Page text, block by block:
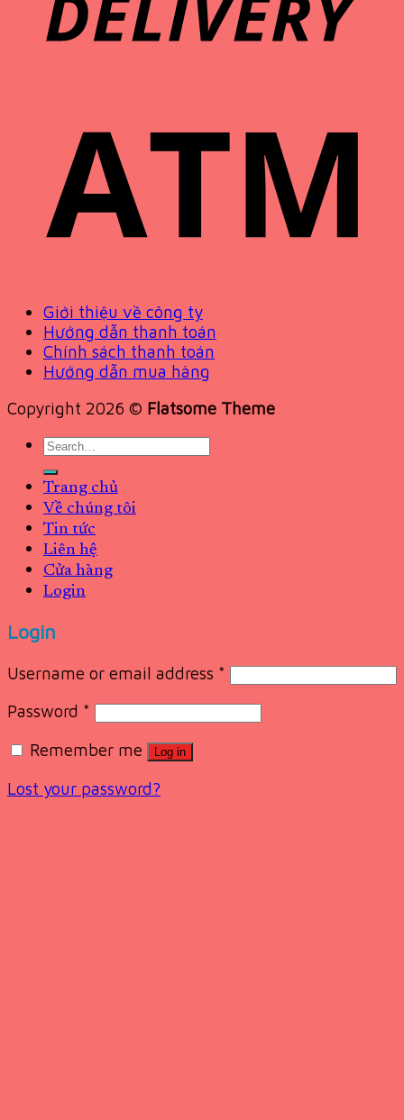
Giới thiệu về công ty
Hướng dẫn thanh toán
Chính sách thanh toán
Hướng dẫn mua hàng
Copyright 2026 © Flatsome Theme
Search
Trang chủ
Về chúng tôi
Tin tức
Liên hệ
Cửa hàng
Login
Login
Username or email address *
Password *
Remember me
Log in
Lost your password?